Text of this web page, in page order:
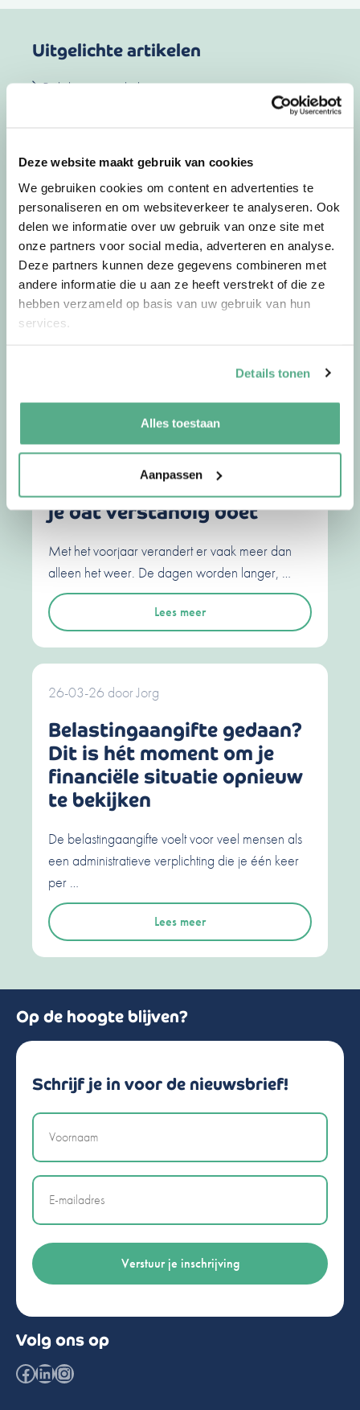
Deze website maakt gebruik van cookies
We gebruiken cookies om content en advertenties te
personaliseren en om websiteverkeer te analyseren. Ook
delen we informatie over uw gebruik van onze site met
onze partners voor social media, adverteren en analyse.
Deze partners kunnen deze gegevens combineren met
andere informatie die u aan ze heeft verstrekt of die ze
hebben verzameld op basis van uw gebruik van hun
services.
Details tonen
Alles toestaan
Aanpassen
Uitgelichte artikelen
Bekijk meer artikelen
02-07-26door Jorg
Waarom we op vakantie
anders over geld denken
De zomer verandert meer dan alleen je agenda.
Het dagelijkse ritme valt weg, de structuur …
30-04-26doorJorg
Waarom we in het voorjaar
sneller financiële
beslissingen nemen en hoe
je dat verstandig doet
Met het voorjaar verandert er vaak meer dan
alleen het weer. De dagen worden langer, …
Lees meer
26-03-26 doorJorg
Belastingaangifte gedaan?
Dit is hét moment om je
financiële situatie opnieuw
te bekijken
De belastingaangifte voelt voor veel mensen als
een administratieve verplichting die je één keer
per …
Lees meer
Op de hoogte blijven?
Schrijf je in voor de nieuwsbrief!
Naam
Email
Volg ons op
Facebook
LinkedIn
Instagram